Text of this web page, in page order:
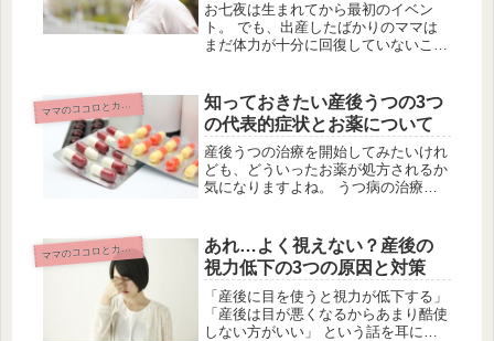
お七夜は生まれてから最初のイベン
ト。 でも、出産したばかりのママは
まだ体力が十分に回復していないこと
しまうこともあるのではないでしょう
か。 特に高齢出産や帝王切開などは
産後...
マ
マのココロとカラダ
知っておきたい産後うつの3つ
の代表的症状とお薬について
産後うつの治療を開始してみたいけれ
ども、どういったお薬が処方されるか
気になりますよね。 うつ病の治療は
産後うつの症状と治療について良く知
ったうえで、通院したいですね。産後
うつ...
マ
マのココロとカラダ
あれ…よく視えない？産後の
視力低下の3つの原因と対策
「産後に目を使うと視力が低下する」
「産後は目が悪くなるからあまり酷使
しない方がいい」 という話を耳にし